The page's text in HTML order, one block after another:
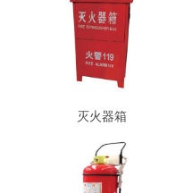
灭火器箱